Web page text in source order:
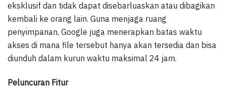
eksklusif dan tidak dapat disebarluaskan atau dibagikan
kembali ke orang lain. Guna menjaga ruang
penyimpanan, Google juga menerapkan batas waktu
akses di mana file tersebut hanya akan tersedia dan bisa
diunduh dalam kurun waktu maksimal 24 jam.
Peluncuran Fitur